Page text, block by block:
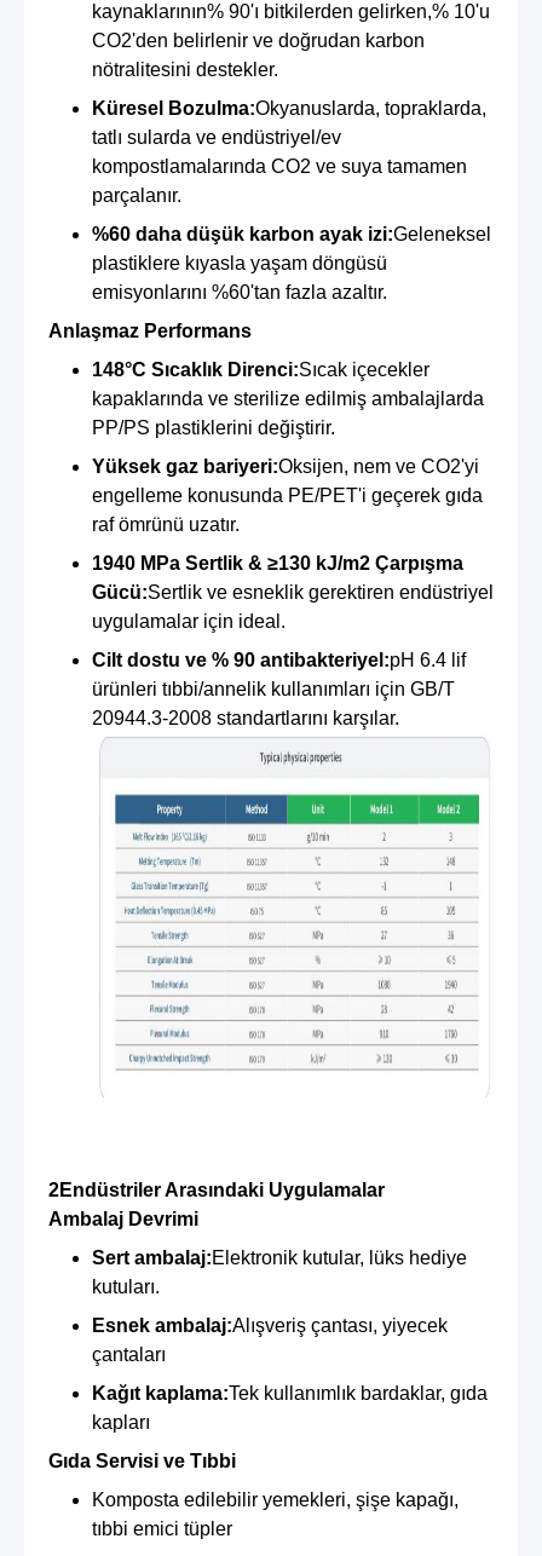
kaynaklarının% 90'ı bitkilerden gelirken,% 10'u
CO2'den belirlenir ve doğrudan karbon
nötralitesini destekler.
Küresel Bozulma:Okyanuslarda, topraklarda,
tatlı sularda ve endüstriyel/ev
kompostlamalarında CO2 ve suya tamamen
parçalanır.
%60 daha düşük karbon ayak izi:Geleneksel
plastiklere kıyasla yaşam döngüsü
emisyonlarını %60'tan fazla azaltır.
Anlaşmaz Performans
148°C Sıcaklık Direnci:Sıcak içecekler
kapaklarında ve sterilize edilmiş ambalajlarda
PP/PS plastiklerini değiştirir.
Yüksek gaz bariyeri:Oksijen, nem ve CO2'yi
engelleme konusunda PE/PET'i geçerek gıda
raf ömrünü uzatır.
1940 MPa Sertlik & ≥130 kJ/m2 Çarpışma
Gücü:Sertlik ve esneklik gerektiren endüstriyel
uygulamalar için ideal.
Cilt dostu ve % 90 antibakteriyel:pH 6.4 lif
ürünleri tıbbi/annelik kullanımları için GB/T
20944.3-2008 standartlarını karşılar.
2Endüstriler Arasındaki Uygulamalar
Ambalaj Devrimi
Sert ambalaj:Elektronik kutular, lüks hediye
kutuları.
Esnek ambalaj:Alışveriş çantası, yiyecek
çantaları
Kağıt kaplama:Tek kullanımlık bardaklar, gıda
kapları
Gıda Servisi ve Tıbbi
Komposta edilebilir yemekleri, şişe kapağı,
tıbbi emici tüpler